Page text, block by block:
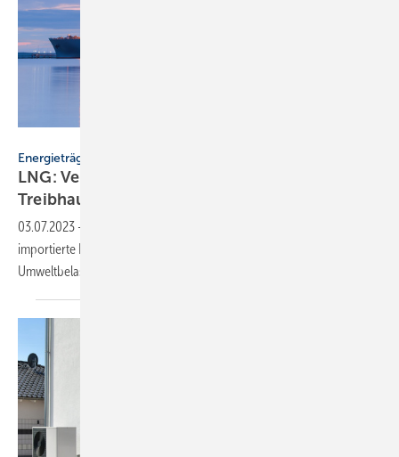
Energieträger
LNG: Verflüssigtes Erdgas hat großen
Treibhausgas-Rucksack
03.07.2023 -
importierte Flüssigerdgas (LNG) ist die Vorkette mit erheblichen
Umweltbelastungen